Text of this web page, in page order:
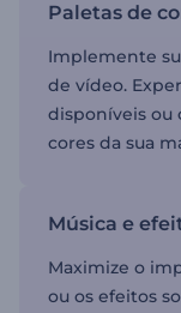
Paletas de
Implemente
de vídeo.
disponíveis ou
cores da sua
Música e
Maximize o
ou os efeitos